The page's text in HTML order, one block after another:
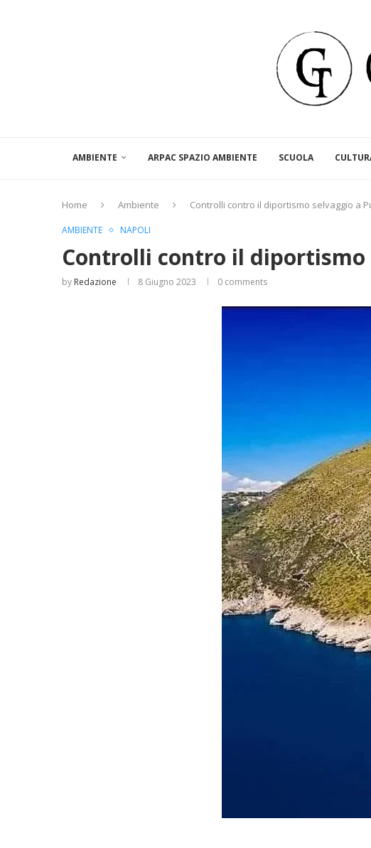
AMBIENTE ARPAC SPAZIO AMBIENTE SCUOLA
Home Ambiente Controlli contro il diportismo selvaggio a
AMBIENTE NAPOLI
Controlli contro il diportismo
by Redazione 8 Giugno 2023 0 comments